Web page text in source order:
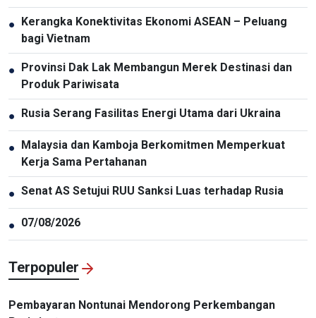
● Kerangka Konektivitas Ekonomi ASEAN – Peluang
bagi Vietnam
● Provinsi Dak Lak Membangun Merek Destinasi dan
Produk Pariwisata
● Rusia Serang Fasilitas Energi Utama dari Ukraina
● Malaysia dan Kamboja Berkomitmen Memperkuat
Kerja Sama Pertahanan
● Senat AS Setujui RUU Sanksi Luas terhadap Rusia
● 07/08/2026
Terpopuler
Pembayaran Nontunai Mendorong Perkembangan